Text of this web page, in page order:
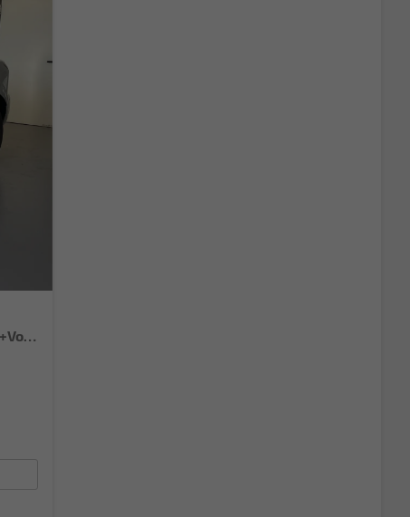
Sportback NEU TFSI quattro Tech+AHK+LEDPlus+ACC+Kamera+Alu18+Volllack